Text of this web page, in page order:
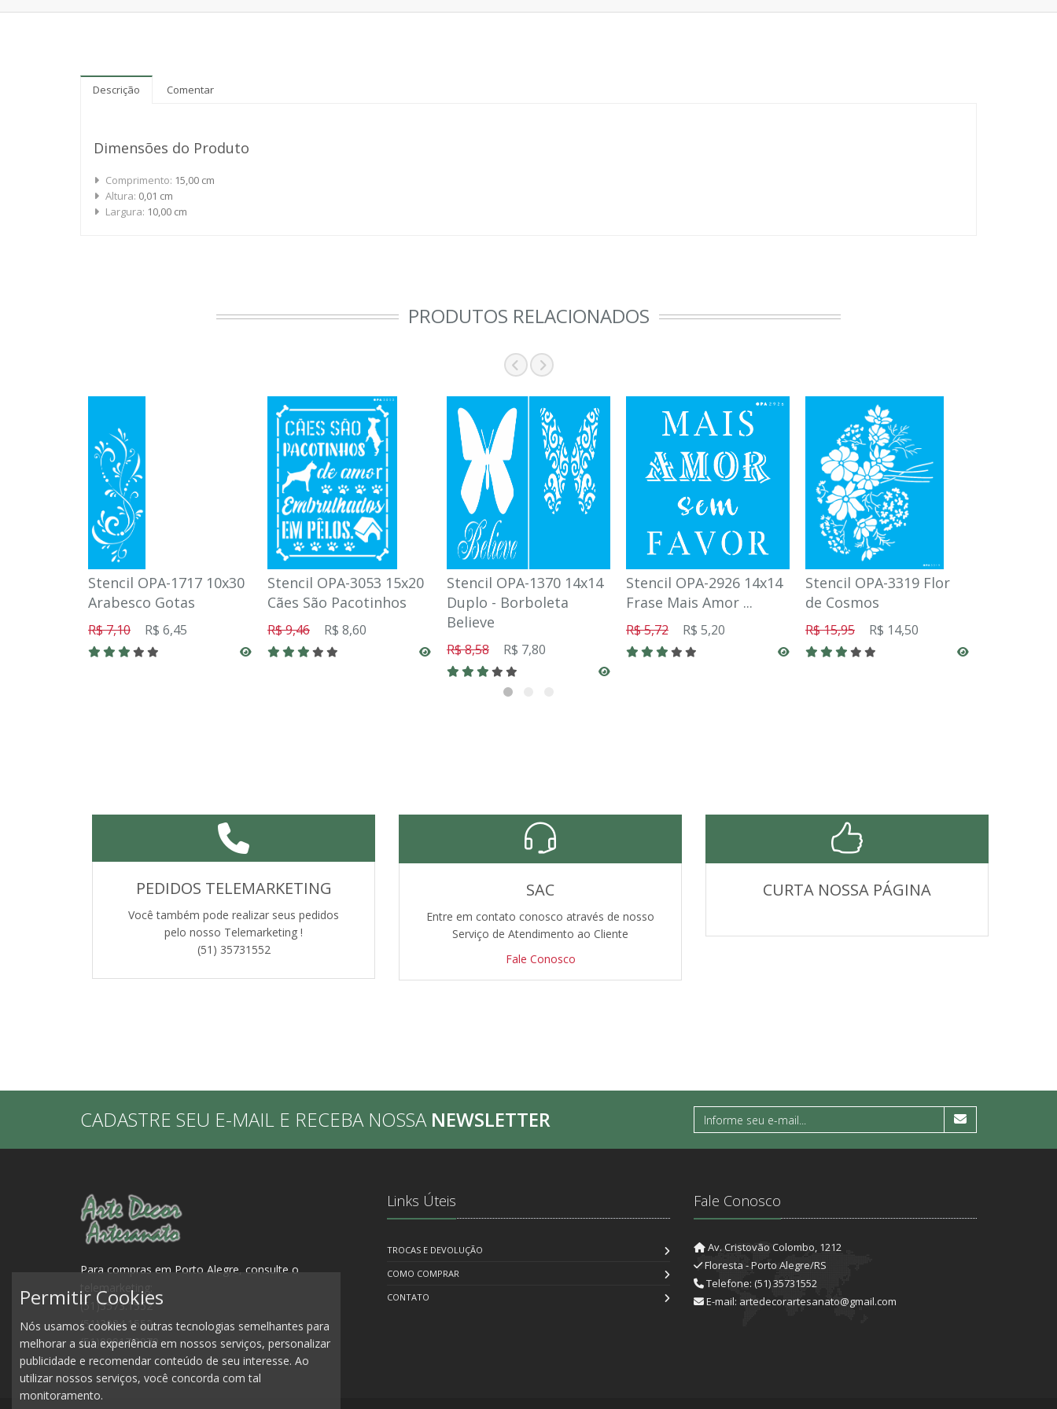
Descrição Comentar
Dimensões do Produto
Comprimento: 15,00 cm
Altura: 0,01 cm
Largura: 10,00 cm
PRODUTOS RELACIONADOS
Stencil OPA-1717 10x30
Arabesco Gotas
R$ 7,10 R$ 6,45
Stencil OPA-3053 15x20
Cães São Pacotinhos
R$ 9,46 R$ 8,60
Stencil OPA-1370 14x14
Duplo - Borboleta
Believe
R$ 8,58 R$ 7,80
Stencil OPA-2926 14x14
Frase Mais Amor ...
R$ 5,72 R$ 5,20
Stencil OPA-3319 Flor
de Cosmos
R$ 15,95 R$ 14,50
PEDIDOS TELEMARKETING
Você também pode realizar seus pedidos
pelo nosso Telemarketing !
(51) 35731552
SAC
Entre em contato conosco através de nosso
Serviço de Atendimento ao Cliente
Fale Conosco
CURTA NOSSA PÁGINA
CADASTRE SEU E-MAIL E RECEBA NOSSA NEWSLETTER
Para compras em Porto Alegre, consulte o
telemarketing:
(51)3573.1552
(51)3084.1552
(51)99917.0979
Links Úteis
TROCAS E DEVOLUÇÃO
COMO COMPRAR
CONTATO
Fale Conosco
Av. Cristovão Colombo, 1212
Floresta - Porto Alegre/RS
Telefone: (51) 35731552
E-mail: artedecorartesanato@gmail.com
Permitir Cookies
Nós usamos cookies e outras tecnologias semelhantes para
melhorar a sua experiência em nossos serviços, personalizar
publicidade e recomendar conteúdo de seu interesse. Ao
utilizar nossos serviços, você concorda com tal
monitoramento.